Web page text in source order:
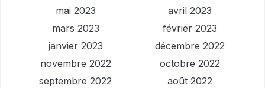
mai 2023
avril 2023
mars 2023
février 2023
janvier 2023
décembre 2022
novembre 2022
octobre 2022
septembre 2022
août 2022